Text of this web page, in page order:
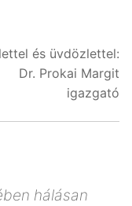
és üvdözlettel:
Dr. Prokai Margit
igazgató
hálásan